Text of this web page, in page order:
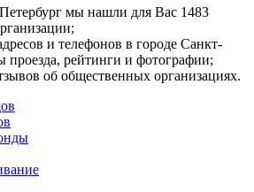
мы нашли для Вас 1483
и телефонов в городе Санкт-
проезда, рейтинги и фотографии;
об общественных организациях.